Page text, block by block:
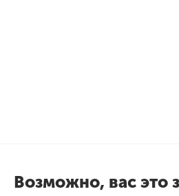
Возможно, вас это